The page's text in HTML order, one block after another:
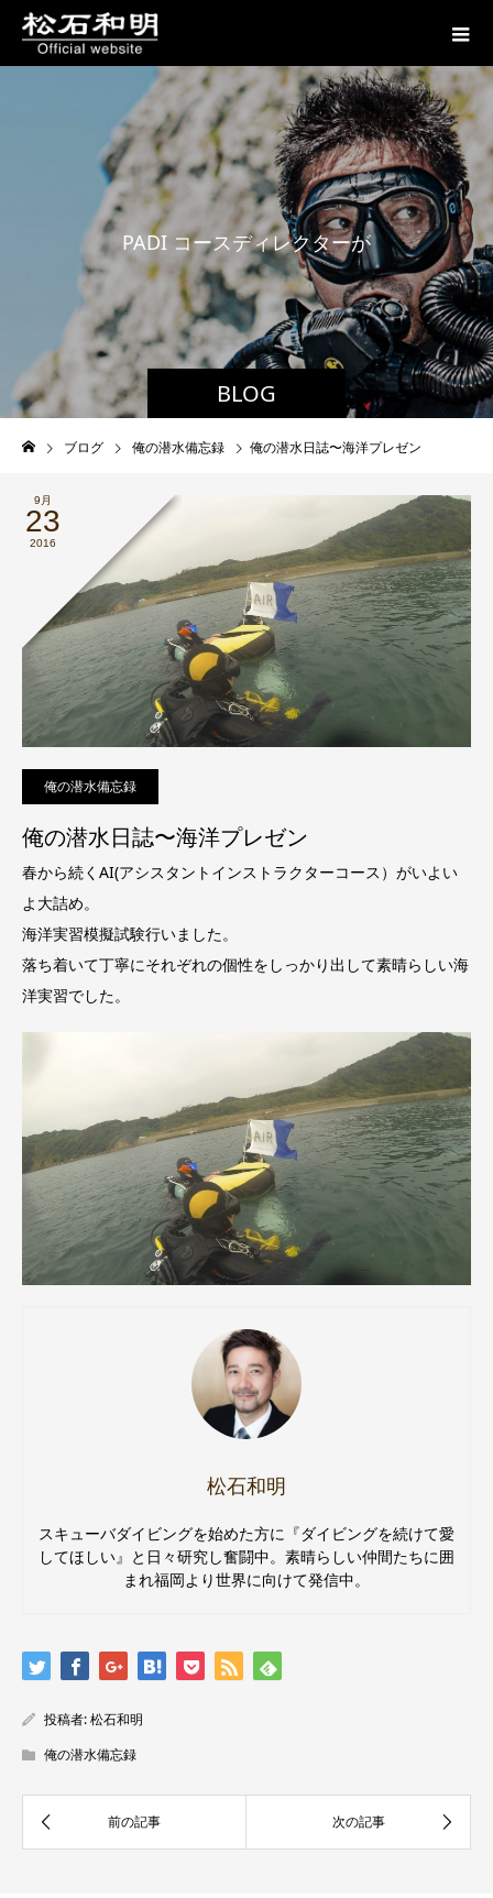
BLOG
P ADI コ ースディレクターが贈る
ブログ 俺の潜水備忘録 俺の潜水日誌〜海洋プレゼン
9月
23
2016
俺の潜水備忘録
俺の潜水日誌〜海洋プレゼン
春から続くAI(アシスタントインストラクターコース）がいよい
よ大詰め。
海洋実習模擬試験行いました。
落ち着いて丁寧にそれぞれの個性をしっかり出して素晴らしい海
洋実習でした。
松石和明
スキューバダイビングを始めた方に『ダイビングを続けて愛
してほしい』と日々研究し奮闘中。素晴らしい仲間たちに囲
まれ福岡より世界に向けて発信中。
投稿者:松石和明
俺の潜水備忘録